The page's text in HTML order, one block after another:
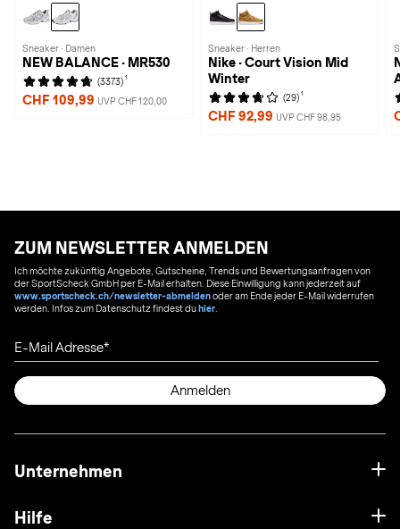
Sneaker · Damen
NEW BALANCE · MR530
(3373) 1
CHF 109,99 UVP CHF 120,00
Sneaker · Herren
Nike · Court Vision Mid
Winter
(29) 1
CHF 92,99 UVP CHF 98,95
ZUM NEWSLETTER ANMELDEN
Ich möchte zukünftig Angebote, Gutscheine, Trends und Bewertungsanfragen von
der SportScheck GmbH per E-Mail erhalten. Diese Einwilligung kann jederzeit auf
www.sportscheck.ch/newsletter-abmeldenoder am Ende jeder E-Mail widerrufen
werden. Infos zum Datenschutz findest duhier
E-Mail Adresse
Anmelden
Unternehmen
Hilfe